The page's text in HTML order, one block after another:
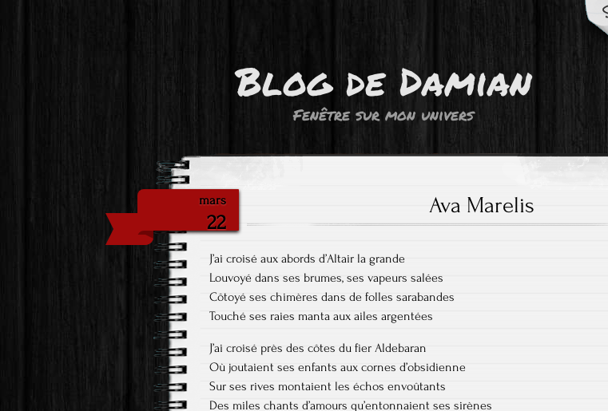
Blog de Damian
Fenêtre sur mon univers
mars
22
Ava Marelis
J’ai croisé aux abords d’Altair la grande
Louvoyé dans ses brumes, ses vapeurs salées
Côtoyé ses chimères dans de folles sarabandes
Touché ses raies manta aux ailes argentées
J’ai croisé près des côtes du fier Aldebaran
Où joutaient ses enfants aux cornes d’obsidienne
Sur ses rives montaient les échos envoûtants
Des miles chants d’amours qu’entonnaient ses sirènes